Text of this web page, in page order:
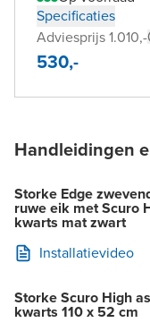
Specificaties
Adviesprijs 1.010,-
530,-
Handleidingen
Storke Edge
ruwe eik met Scuro
kwarts mat zwart
Installatievideo
Storke Scuro High
kwarts 110 x 52 cm